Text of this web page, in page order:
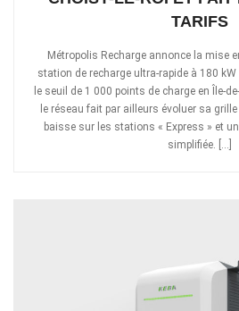
TARIFS
Métropolis Recharge annonce la mise
station de recharge ultra-rapide à 180
le seuil de 1 000 points de charge en Île-
le réseau fait par ailleurs évoluer sa
baisse sur les stations « Express » et
simplifiée. […]